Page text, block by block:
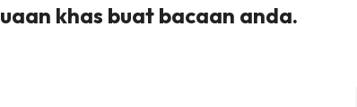
khas buat bacaan anda.